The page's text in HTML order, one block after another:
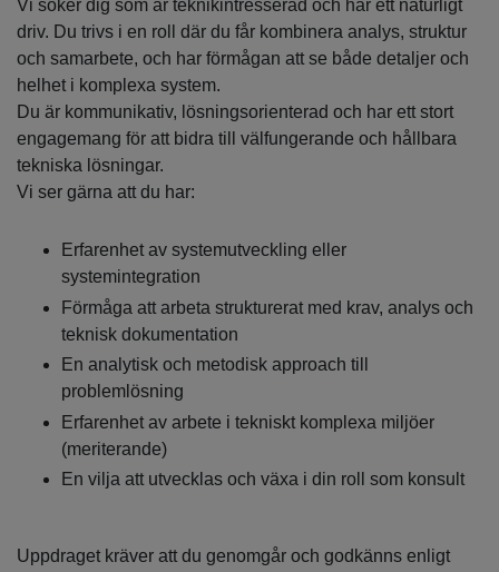
Vi söker dig som är teknikintresserad och har ett naturligt
driv. Du trivs i en roll där du får kombinera analys, struktur
och samarbete, och har förmågan att se både detaljer och
helhet i komplexa system.
Du är kommunikativ, lösningsorienterad och har ett stort
engagemang för att bidra till välfungerande och hållbara
tekniska lösningar.
Vi ser gärna att du har:
Erfarenhet av systemutveckling eller
systemintegration
Förmåga att arbeta strukturerat med krav, analys och
teknisk dokumentation
En analytisk och metodisk approach till
problemlösning
Erfarenhet av arbete i tekniskt komplexa miljöer
(meriterande)
En vilja att utvecklas och växa i din roll som konsult
Uppdraget kräver att du genomgår och godkänns enligt